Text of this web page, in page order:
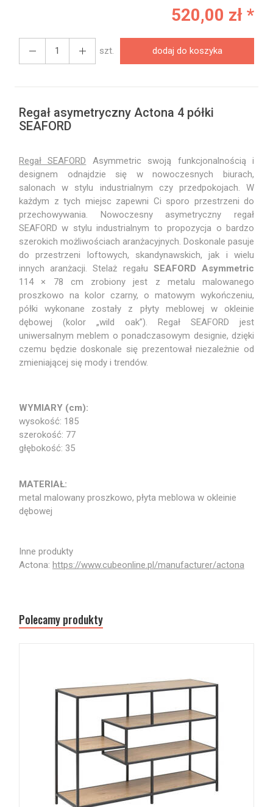
520,00 zł *
szt. dodaj do koszyka
Regał asymetryczny Actona 4 półki
SEAFORD
Regał SEAFORD Asymmetric swoją funkcjonalnością i
designem odnajdzie się w nowoczesnych biurach,
salonach w stylu industrialnym czy przedpokojach. W
każdym z tych miejsc zapewni Ci sporo przestrzeni do
przechowywania. Nowoczesny asymetryczny regał
SEAFORD w stylu industrialnym to propozycja o bardzo
szerokich możliwościach aranżacyjnych. Doskonale pasuje
do przestrzeni loftowych, skandynawskich, jak i wielu
innych aranżacji. Stelaż regału SEAFORD Asymmetric
114 × 78 cm zrobiony jest z metalu malowanego
proszkowo na kolor czarny, o matowym wykończeniu,
półki wykonane zostały z płyty meblowej w okleinie
dębowej (kolor „wild oak”). Regał SEAFORD jest
uniwersalnym meblem o ponadczasowym designie, dzięki
czemu będzie doskonale się prezentował niezależnie od
zmieniającej się mody i trendów.
WYMIARY (cm):
wysokość: 185
szerokość: 77
głębokość: 35
MATERIAŁ:
metal malowany proszkowo, płyta meblowa w okleinie
dębowej
Inne produkty
Actona: https://www.cubeonline.pl/manufacturer/actona
Polecamy produkty